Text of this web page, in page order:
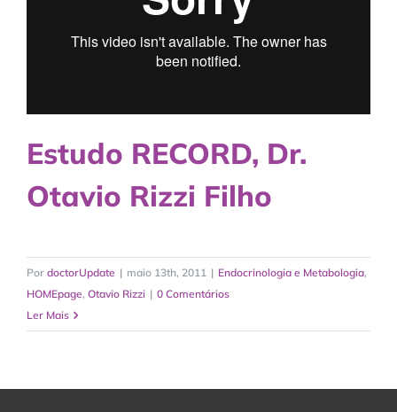
Estudo RECORD, Dr.
Otavio Rizzi Filho
Por doctorUpdate | maio 13th, 2011 | Endocrinologia e Metabologia,
HOMEpage, Otavio Rizzi | 0 Comentários
Ler Mais